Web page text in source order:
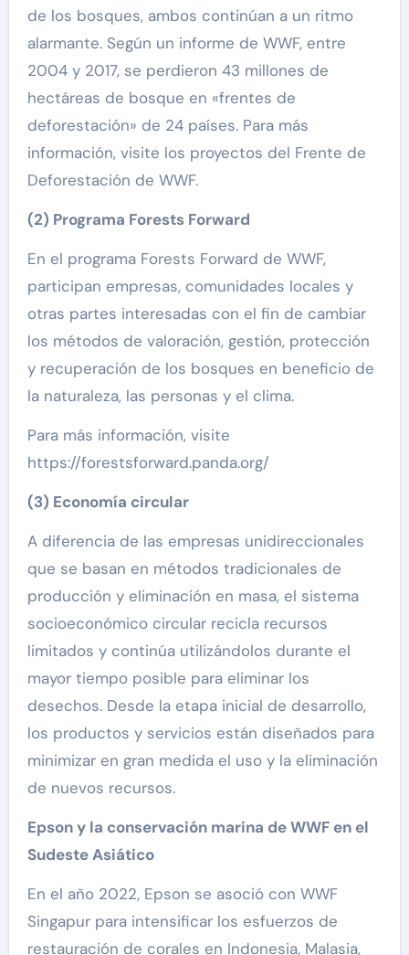
de los bosques, ambos continúan a un ritmo
alarmante. Según un informe de WWF, entre
2004 y 2017, se perdieron 43 millones de
hectáreas de bosque en «frentes de
deforestación» de 24 países. Para más
información, visite los proyectos del Frente de
Deforestación de WWF.
(2) Programa Forests Forward
En el programa Forests Forward de WWF,
participan empresas, comunidades locales y
otras partes interesadas con el fin de cambiar
los métodos de valoración, gestión, protección
y recuperación de los bosques en beneficio de
la naturaleza, las personas y el clima.
Para más información, visite
https://forestsforward.panda.org/
(3) Economía circular
A diferencia de las empresas unidireccionales
que se basan en métodos tradicionales de
producción y eliminación en masa, el sistema
socioeconómico circular recicla recursos
limitados y continúa utilizándolos durante el
mayor tiempo posible para eliminar los
desechos. Desde la etapa inicial de desarrollo,
los productos y servicios están diseñados para
minimizar en gran medida el uso y la eliminación
de nuevos recursos.
Epson y la conservación marina de WWF en el
Sudeste Asiático
En el año 2022, Epson se asoció con WWF
Singapur para intensificar los esfuerzos de
restauración de corales en Indonesia, Malasia,